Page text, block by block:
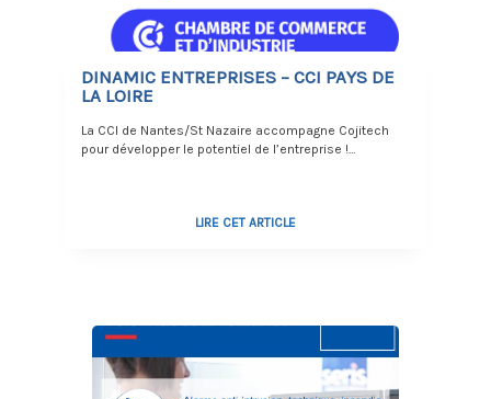
DINAMIC ENTREPRISES – CCI PAYS DE
LA LOIRE
La CCI de Nantes/St Nazaire accompagne Cojitech
pour développer le potentiel de l’entreprise !…
LIRE CET ARTICLE